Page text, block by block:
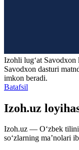
Izohli lugʻat Savodxon
Savodxon dasturi
imkon beradi.
Batafsil
Izoh.uz
Izoh.uz — O‘zbek
so‘zlarning ma’nolari